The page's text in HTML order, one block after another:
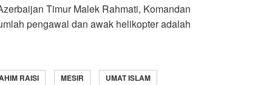
Timur Malek Rahmati, Komandan
pengawal dan awak helikopter adalah
RAISI MESIR
UMAT ISLAM